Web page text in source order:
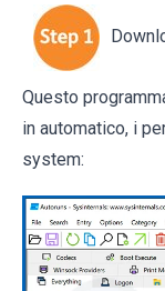
Questo
in automatico, i
system: